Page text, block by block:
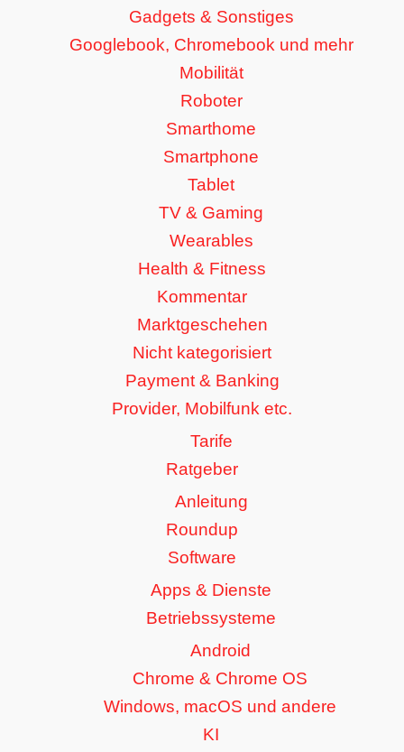
Gadgets & Sonstiges
Googlebook, Chromebook und mehr
Mobilität
Roboter
Smarthome
Smartphone
Tablet
TV & Gaming
Wearables
Health & Fitness
Kommentar
Marktgeschehen
Nicht kategorisiert
Payment & Banking
Provider, Mobilfunk etc.
Tarife
Ratgeber
Anleitung
Roundup
Software
Apps & Dienste
Betriebssysteme
Android
Chrome & Chrome OS
Windows, macOS und andere
KI